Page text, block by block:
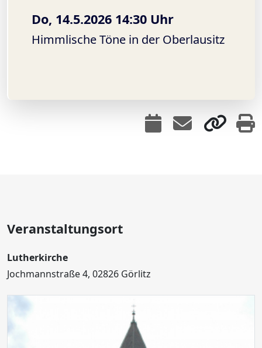
Do, 14.5.2026 14:30 Uhr
Himmlische Töne in der Oberlausitz
Veranstaltungsort
Lutherkirche
Jochmannstraße 4, 02826 Görlitz